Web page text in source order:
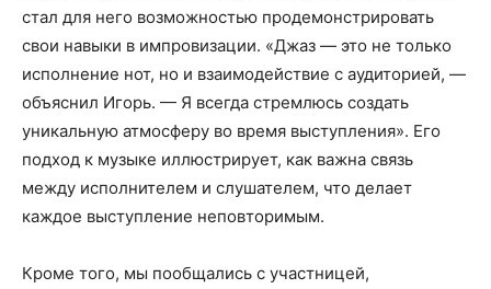
стал для него возможностью продемонстрировать
свои навыки в импровизации. «Джаз — это не только
исполнение нот, но и взаимодействие с аудиторией, —
объяснил Игорь. — Я всегда стремлюсь создать
уникальную атмосферу во время выступления». Его
подход к музыке иллюстрирует, как важна связь
между исполнителем и слушателем, что делает
каждое выступление неповторимым.
Кроме того, мы пообщались с участницей,